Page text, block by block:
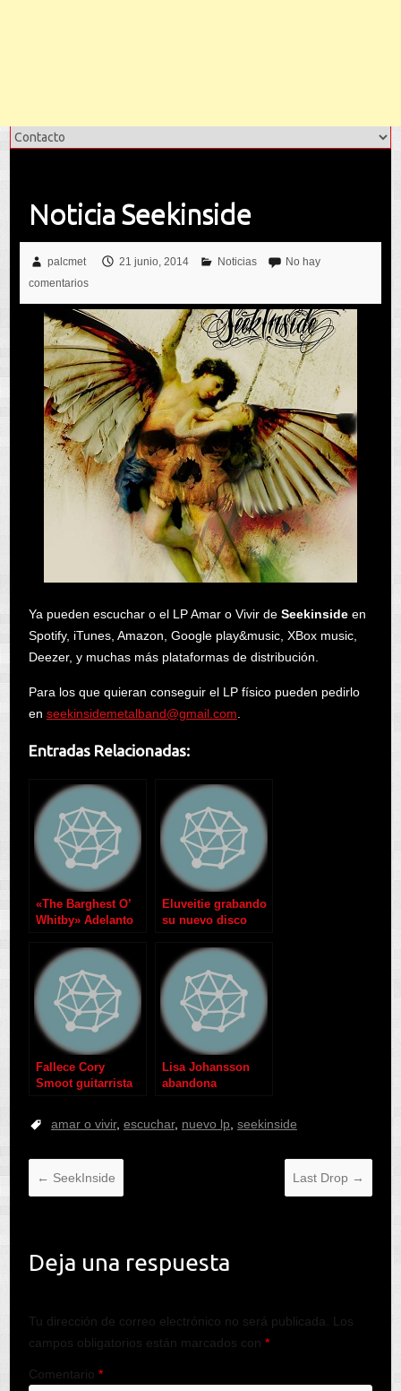
Noticia Seekinside
palcmet 21 junio, 2014 Noticias
No hay
comentarios
Ya pueden escuchar o el LP Amar o Vivir de Seekinside en
Spotify, iTunes, Amazon, Google play&music, XBox music,
Deezer, y muchas más plataformas de distribución.
Para los que quieran conseguir el LP físico pueden pedirlo
en seekinsidemetalband@gmail. com
Entradas Relacionadas:
«The Barghest O’
Whitby» Adelanto
Eluveitie grabando
su nuevo disco
Fallece Cory
Smoot guitarrista
Lisa Johansson
abandona
amar o vivir, escuchar, nuevo lp seekinside
← SeekInside Last Drop →
Deja una respuesta
Tu dirección de correo electrónico no será publicada.
Los
campos obligatorios están marcados con *
Comentario *